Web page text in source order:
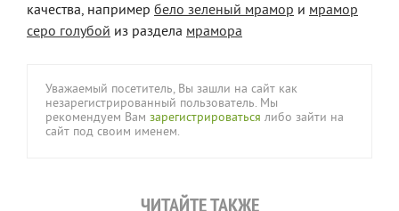
качества, например бело зеленый мрамор и мрамор
серо голубой из раздела мрамора
Уважаемый посетитель, Вы зашли на сайт как
незарегистрированный пользователь. Мы
рекомендуем Вам зарегистрироваться либо зайти на
сайт под своим именем.
ЧИТАЙТЕ ТАКЖЕ